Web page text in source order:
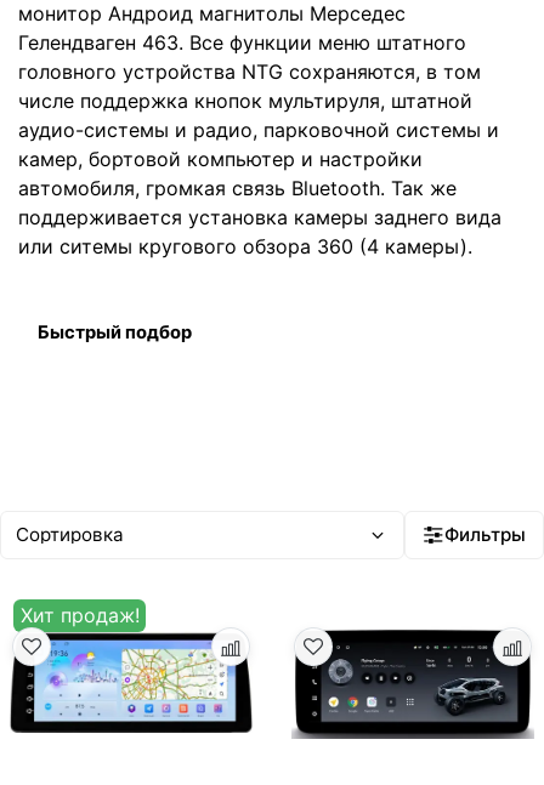
монитор Андроид магнитолы Мерседес
Гелендваген 463. Все функции меню штатного
головного устройства NTG сохраняются, в том
числе поддержка кнопок мультируля, штатной
аудио-системы и радио, парковочной системы и
камер, бортовой компьютер и настройки
автомобиля, громкая связь Bluetooth. Так же
поддерживается установка камеры заднего вида
или ситемы кругового обзора 360 (4 камеры).
Быстрый подбор
Фильтры
Хит продаж!